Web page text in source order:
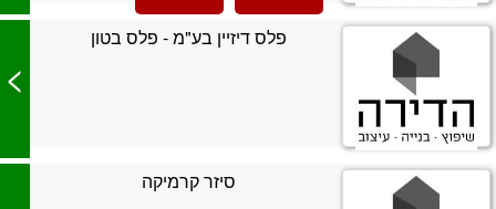
פלס דיזיין בע"מ - פלס בטון
>
סיזר קרמיקה